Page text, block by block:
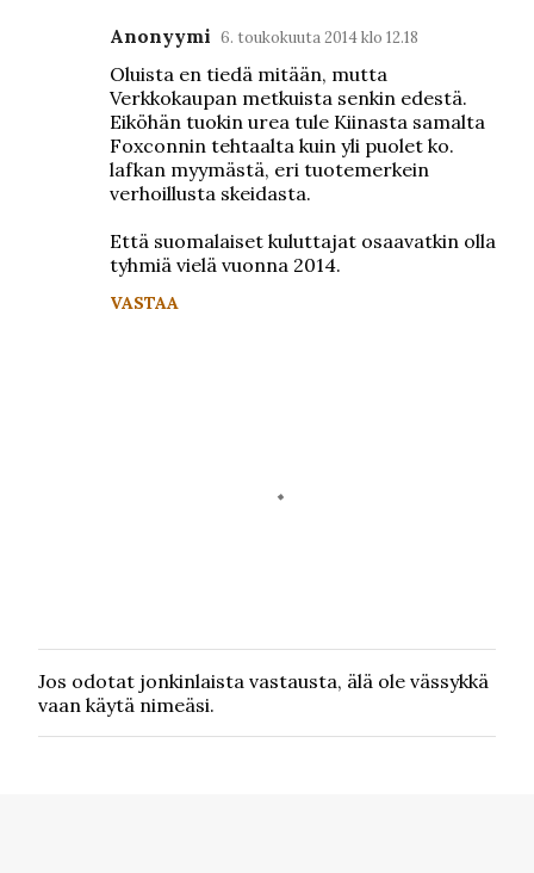
Anonyymi 6. toukokuuta 2014 klo 12.18
Oluista en tiedä mitään, mutta
Verkkokaupan metkuista senkin edestä.
Eiköhän tuokin urea tule Kiinasta samalta
Foxconnin tehtaalta kuin yli puolet ko.
lafkan myymästä, eri tuotemerkein
verhoillusta skeidasta.
Että suomalaiset kuluttajat osaavatkin olla
tyhmiä vielä vuonna 2014.
VASTAA
L
ä
h
Jos odotat jonkinlaista vastausta, älä ole vässykkä
vaan käytä nimeäsi.